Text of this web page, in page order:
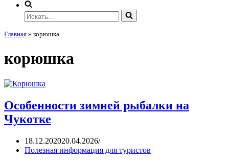
Главная » корюшка
корюшка
Особенности зимней рыбалки на
Чукотке
18.12.202020.04.2026
Полезная информация для туристов